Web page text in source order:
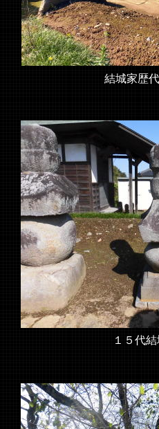
１５代
結城家歴